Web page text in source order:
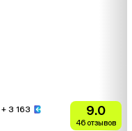
+ 3 163 9.0
46 отзывов